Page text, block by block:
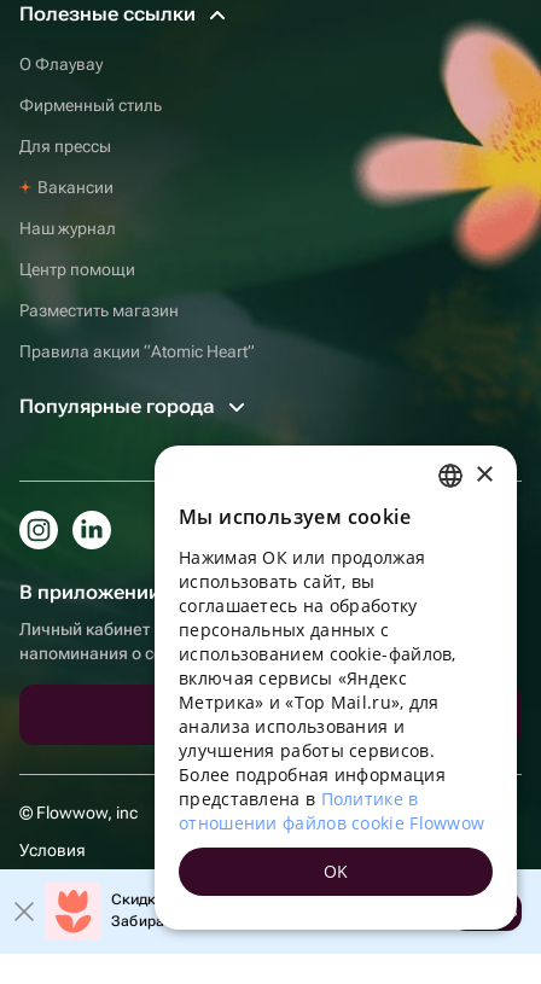
Полезные ссылки
О Флаувау
Фирменный стиль
Для прессы
Вакансии
Наш журнал
Центр помощи
Разместить магазин
Правила акции “Atomic Heart”
Популярные города
В приложении еще удобнее!
Личный кабинет получателя, больше бонусов за покупки и
напоминания о событиях
Скачать приложение
© Flowwow, inc
Условия
Обработка персональных данных
Скидка 20% на первый заказ!
Забирайте промокод в приложении!
Открыть
ENGLISH
UKRAINIAN
PORTUGUESE
FRENCH
TURKISH
POLISH
×
Мы используем сookie
Нажимая ОК или продолжая
использовать сайт, вы
соглашаетесь на обработку
персональных данных с
использованием cookie-файлов,
включая сервисы «Яндекс
Метрика» и «Top Mail.ru», для
анализа использования и
улучшения работы сервисов.
Более подробная информация
представлена в Политике в
отношении файлов cookie Flowwow
OK